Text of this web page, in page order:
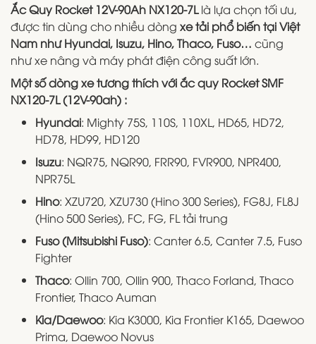
Ắc Quy Rocket 12V-90Ah NX120-7Llà lựa chọn tối ưu,
được tin dùng cho nhiều dòng xe tải phổ biến tại Việt
Nam như Hyundai, Isuzu, Hino, Thaco, Fuso… cũng
như xe nâng và máy phát điện công suất lớn.
Một số dòng xe tương thích với ắc quy Rocket SMF
NX120-7L (12V-90ah) :
Hyundai: Mighty 75S, 110S, 110XL, HD65, HD72,
HD78, HD99, HD120
Isuzu: NQR75, NQR90, FRR90, FVR900, NPR400,
NPR75L
Hino: XZU720, XZU730 (Hino 300 Series), FG8J, FL8J
(Hino 500 Series), FC, FG, FL tải trung
Fuso (Mitsubishi Fuso): Canter 6.5, Canter 7.5, Fuso
Fighter
Thaco: Ollin 700, Ollin 900, Thaco Forland, Thaco
Frontier, Thaco Auman
Kia/Daewoo: Kia K3000, Kia Frontier K165, Daewoo
Prima, Daewoo Novus